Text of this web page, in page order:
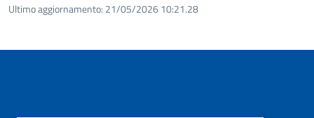
Ultimo aggiornamento: 21/05/2026 10:21.28